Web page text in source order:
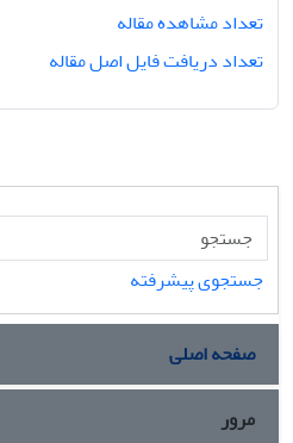
تعداد مشاهده مقاله
تعداد دریافت فایل اصل مقاله
جستجوی پیشرفته
صفحه اصلی
مرور